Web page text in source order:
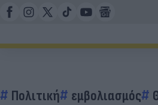
Πολιτική εμβολιασμός